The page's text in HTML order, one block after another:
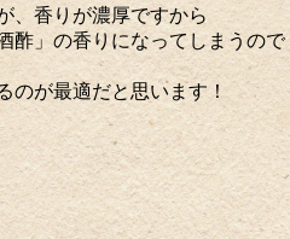
、香りが濃厚ですから
酢」の香りになってしまうので
のが最適だと思います！